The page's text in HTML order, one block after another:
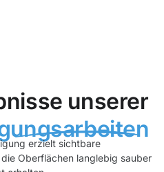
unserer
erzielt sichtbare
die Oberflächen langlebig sauber